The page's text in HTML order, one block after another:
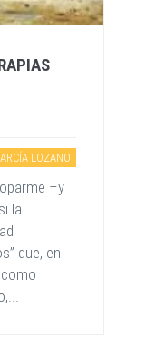
LOZANO
–y
la
que, en